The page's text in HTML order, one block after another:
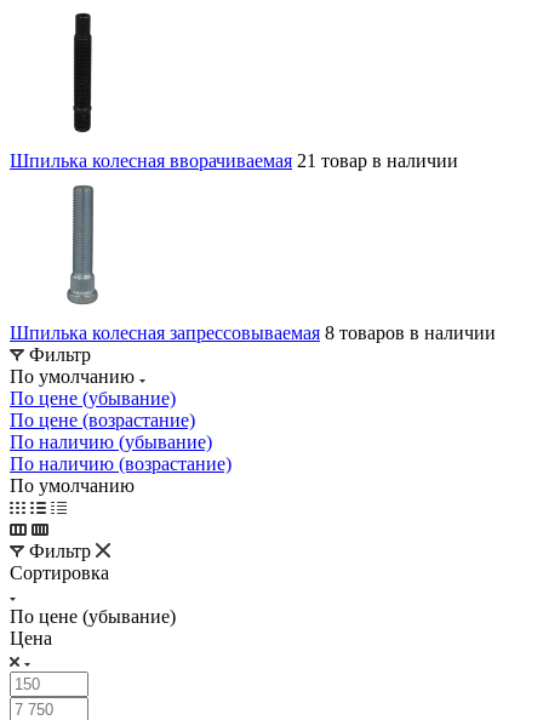
Шпилька колесная вворачиваемая 21 товар в наличии
Шпилька колесная запрессовываемая 8 товаров в наличии
Фильтр
По умолчанию
По цене (убывание)
По цене (возрастание)
По наличию (убывание)
По наличию (возрастание)
По умолчанию
Фильтр
Сортировка
По цене (убывание)
Цена